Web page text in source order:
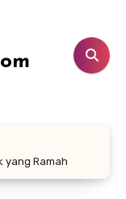
yang Ramah